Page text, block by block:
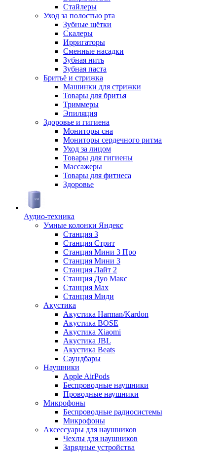
Стайлеры
Уход за полостью рта
Зубные щётки
Скалеры
Ирригаторы
Сменные насадки
Зубная нить
Зубная паста
Бритьё и стрижка
Машинки для стрижки
Товары для бритья
Триммеры
Эпиляция
Здоровье и гигиена
Мониторы сна
Мониторы сердечного ритма
Уход за лицом
Товары для гигиены
Массажеры
Товары для фитнеса
Здоровье
Аудио-техника
Умные колонки Яндекс
Станция 3
Станция Стрит
Станция Мини 3 Про
Станция Мини 3
Станция Лайт 2
Станция Дуо Макс
Станция Max
Станция Миди
Акустика
Акустика Harman/Kardon
Акустика BOSE
Акустика Xiaomi
Акустика JBL
Акустика Beats
Саундбары
Наушники
Apple AirPods
Беспроводные наушники
Проводные наушники
Микрофоны
Беспроводные радиосистемы
Микрофоны
Аксессуары для наушников
Чехлы для наушников
Зарядные устройства